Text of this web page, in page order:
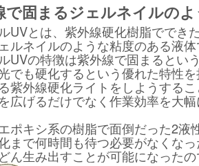
で固まるジェルネイルの
UVとは、紫外線硬化樹脂ででき
ルネイルのような粘度のある液
UVの特徴は紫外線で固まるとい
でも硬化するという優れた特性
紫外線硬化ライトをしようする
広げるだけでなく作業効率を大
ポキシ系の樹脂で面倒だった2液
まで何時間も待つ必要がなくな
ん生み出すことが可能になった